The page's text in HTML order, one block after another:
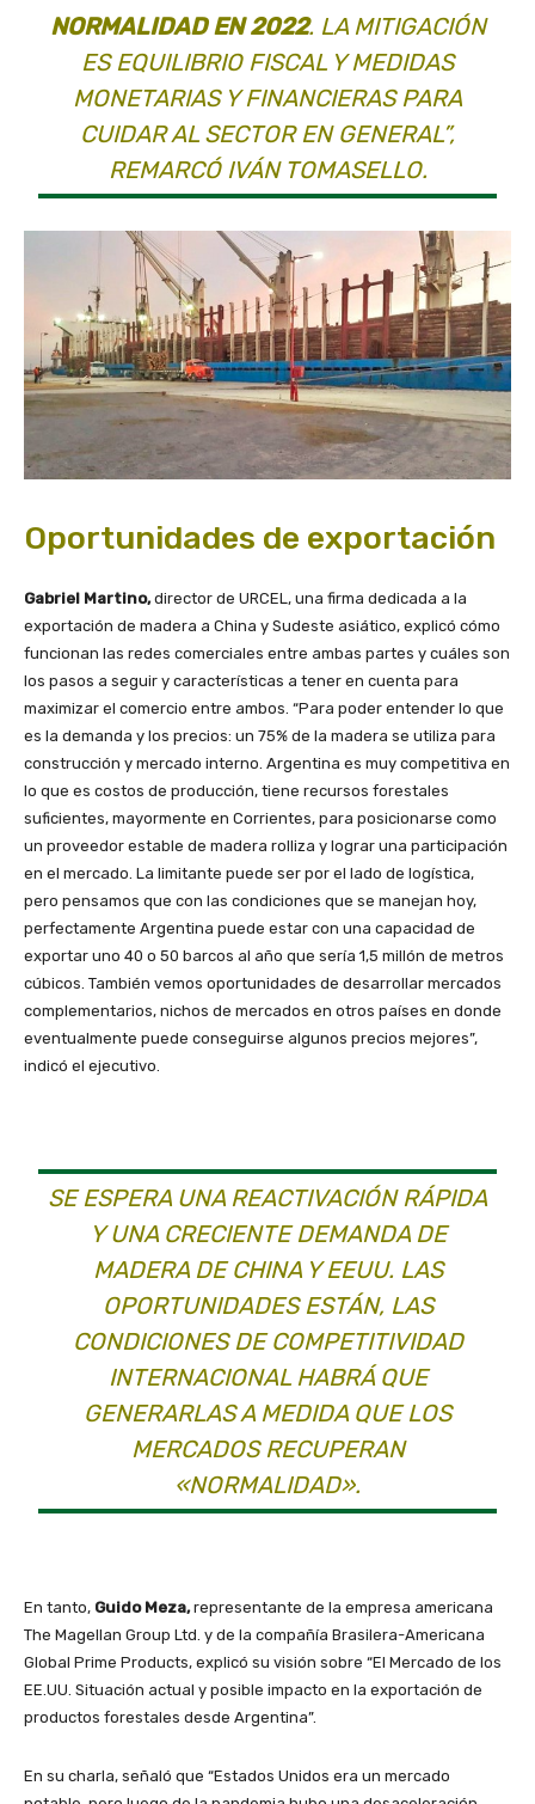
NORMALIDAD EN 2022. LA MITIGACIÓN
ES EQUILIBRIO FISCAL Y MEDIDAS
MONETARIAS Y FINANCIERAS PARA
CUIDAR AL SECTOR EN GENERAL”,
REMARCÓ IVÁN TOMASELLO.
Oportunidades de exportación
Gabriel Martino,director de URCEL, una firma dedicada a la
exportación de madera a China y Sudeste asiático, explicó cómo
funcionan las redes comerciales entre ambas partes y cuáles son
los pasos a seguir y características a tener en cuenta para
maximizar el comercio entre ambos. “Para poder entender lo que
es la demanda y los precios: un 75% de la madera se utiliza para
construcción y mercado interno. Argentina es muy competitiva en
lo que es costos de producción, tiene recursos forestales
suficientes, mayormente en Corrientes, para posicionarse como
un proveedor estable de madera rolliza y lograr una participación
en el mercado. La limitante puede ser por el lado de logística,
pero pensamos que con las condiciones que se manejan hoy,
perfectamente Argentina puede estar con una capacidad de
exportar uno 40 o 50 barcos al año que sería 1,5 millón de metros
cúbicos. También vemos oportunidades de desarrollar mercados
complementarios, nichos de mercados en otros países en donde
eventualmente puede conseguirse algunos precios mejores”,
indicó el ejecutivo.
SE ESPERA UNA REACTIVACIÓN RÁPIDA
Y UNA CRECIENTE DEMANDA DE
MADERA DE CHINA Y EEUU. LAS
OPORTUNIDADES ESTÁN, LAS
CONDICIONES DE COMPETITIVIDAD
INTERNACIONAL HABRÁ QUE
GENERARLAS A MEDIDA QUE LOS
MERCADOS RECUPERAN
«NORMALIDAD».
En tanto, Guido Meza,representante de la empresa americana
The Magellan Group Ltd. y de la compañía Brasilera-Americana
Global Prime Products, explicó su visión sobre “El Mercado de los
EE.UU. Situación actual y posible impacto en la exportación de
productos forestales desde Argentina”.
En su charla, señaló que “Estados Unidos era un mercado